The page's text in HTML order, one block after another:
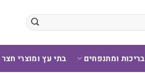
בריכות ומתנפחים בתי עץ ומוצרי חצר